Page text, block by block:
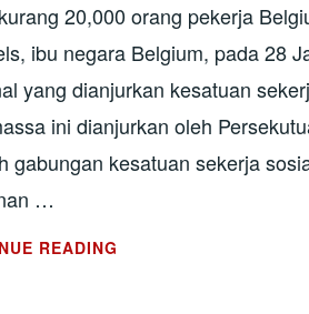
MODI
20,000 orang pekerja
ibu negara Belgium, pada 28
yang dianjurkan kesatuan
ini dianjurkan oleh
gabungan kesatuan sekerja
…
READING